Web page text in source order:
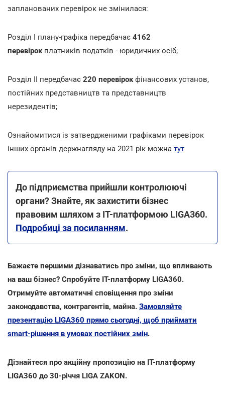
запланованих перевірок не змінилася:
Розділ І плану-графіка передбачає 4162
перевірок платників податків - юридичних осіб;
Розділ ІІ передбачає 220 перевірокфінансових установ,
постійних представництв та представництв
нерезидентів;
Ознайомитися із затвердженими графіками перевірок
інших органів держнагляду на 2021 рік можна тут
До підприємства прийшли контролюючі
органи? Знайте, як захистити бізнес
правовим шляхом з ІТ-платформою LIGA360.
Подробиці за посиланням.
Бажаєте першими дізнаватись про зміни, що впливають
на ваш бізнес? Спробуйте ІТ-платформу LIGA360.
Отримуйте автоматичні сповіщення про зміни
законодавства, контрагентів, майна. Замовляйте
презентацію LIGA360 прямо сьогодні, щоб приймати
smart-рішення в умовах постійних змін.
Дізнайтеся про акційну пропозицію на ІТ-платформу
LIGA360 до 30-річчя LIGA ZAKON.